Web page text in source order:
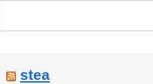
stea